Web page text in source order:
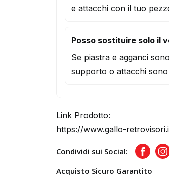
e attacchi con il tuo
Posso sostituire solo il
Se piastra e agganci
supporto o attacchi
Link Prodotto:
https://www.gallo-
Condividi sui Social:
Acquisto Sicuro Garantito